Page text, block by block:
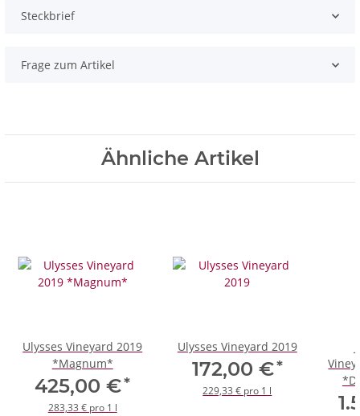
Steckbrief
Frage zum Artikel
Ähnliche Artikel
Ulysses Vineyard 2019
*Magnum*
425,00 €*
283,33 € pro 1 l
Ulysses Vineyard 2019
172,00 €*
229,33 € pro 1 l